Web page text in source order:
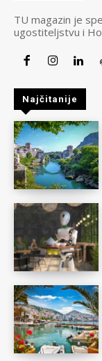
TU magazin je
ugostiteljstvu i
Najčitanije